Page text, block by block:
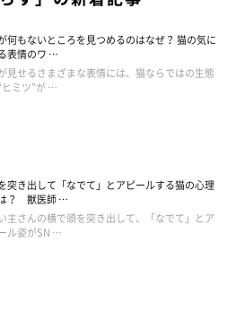
る神経質な性格です。抱っこも苦手
神経質なタイプは抱っこが苦手なま
っこをしようとするとストレスにな
れてしまうおそれがあります。まず
何もないところを見つめるのはなぜ？ 猫の気に
表情のワ …
見せるさまざまな表情には、猫ならではの生態
ヒミツ”が …
突き出して「なでて」とアピールする猫の心理
？ 獣医師 …
主さんの横で頭を突き出して、「なでて」とア
ル姿がSN …